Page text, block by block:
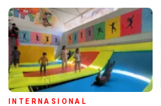
INTERNASIONAL